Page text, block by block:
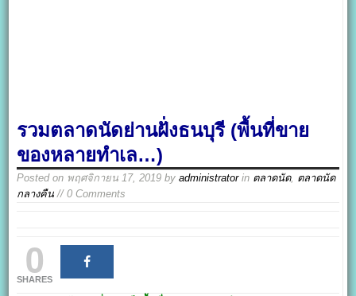
รวมตลาดนัดย่านฝั่งธนบุรี (พื้นที่ขาย
ของหลายทำเล…)
Posted on พฤศจิกายน 17, 2019 byadministratorin ตลาดนัด, ตลาดนัด
กลางคืน // 0 Comments
0
SHARES